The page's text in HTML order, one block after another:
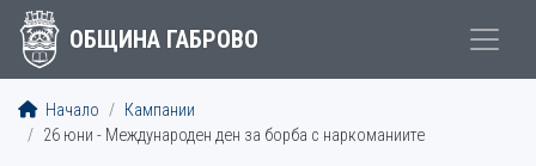
ОБЩИНА ГАБРОВО
Начало
Кампании
26 юни - Международен ден за борба с наркоманиите